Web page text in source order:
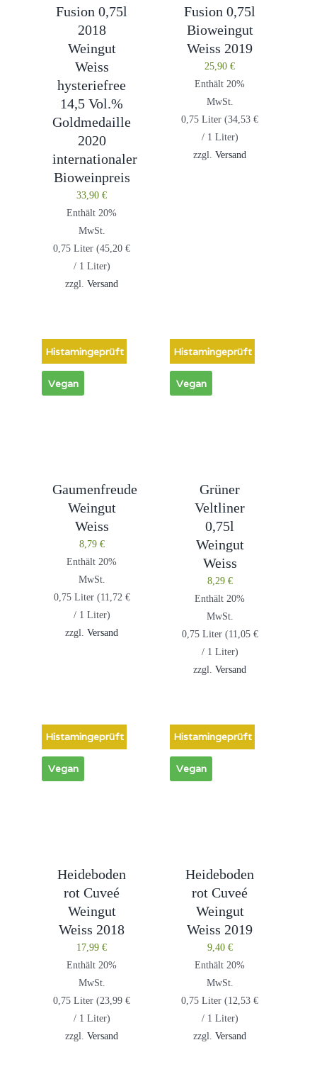
Fusion 0,75l
2018
Weingut
Weiss
hysteriefree
14,5 Vol.%
Goldmedaille
2020
internationaler
Bioweinpreis
33,90€
Enthält 20%
MwSt.
0,75 Liter (45,20€
/ 1 Liter)
zzgl.Versand
Fusion 0,75l
Bioweingut
Weiss 2019
25,90€
Enthält 20%
MwSt.
0,75 Liter (34,53€
/ 1 Liter)
zzgl.Versand
Histamingeprüft
Vegan
Gaumenfreude
Weingut
Weiss
8,79 €
Enthält 20%
MwSt.
0,75 Liter (11,72 €
/ 1 Liter)
zzgl.Versand
Histamingeprüft
Vegan
Grüner
Veltliner
0,75l
Weingut
Weiss
8,29 €
Enthält 20%
MwSt.
0,75 Liter (11,05 €
/ 1 Liter)
zzgl.Versand
Histamingeprüft
Vegan
Heideboden
rot Cuveé
Weingut
Weiss 2018
17,99€
Enthält 20%
MwSt.
0,75 Liter (23,99€
/ 1 Liter)
zzgl.Versand
Histamingeprüft
Vegan
Heideboden
rot Cuveé
Weingut
Weiss 2019
9,40 €
Enthält 20%
MwSt.
0,75 Liter (12,53€
/ 1 Liter)
zzgl.Versand